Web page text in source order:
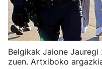
Belgikak Jaione
zuen. Artxiboko